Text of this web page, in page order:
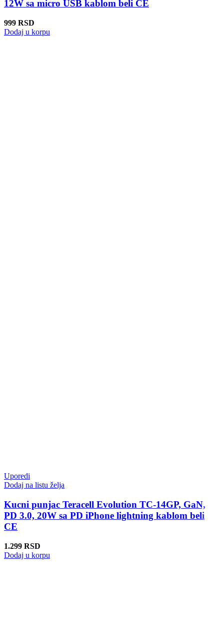
12W sa micro USB kablom beli CE
999 RSD
Dodaj u korpu
Uporedi
Dodaj na listu želja
Kucni punjac Teracell Evolution TC-14GP, GaN,
PD 3.0, 20W sa PD iPhone lightning kablom beli
CE
1.299 RSD
Dodaj u korpu